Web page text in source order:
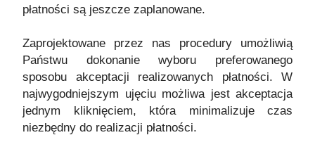
płatności są jeszcze zaplanowane.
Zaprojektowane przez nas procedury umożliwią
Państwu dokonanie wyboru preferowanego
sposobu akceptacji realizowanych płatności. W
najwygodniejszym ujęciu możliwa jest akceptacja
jednym kliknięciem, która minimalizuje czas
niezbędny do realizacji płatności.